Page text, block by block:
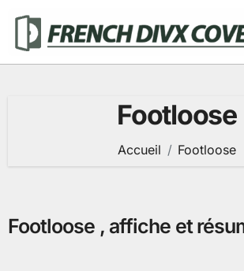
contenu
Footloose
Accueil Footloose
Footloose , affiche et